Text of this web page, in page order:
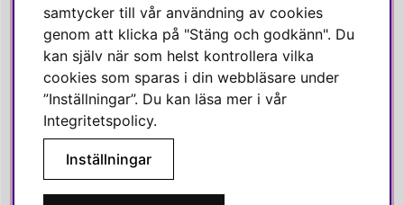
SVENSKA HEM
Varmt välkommen till Svenska Hem!
Vi värdesätter våra kunder högt och finns här för att hjälpa dig
om du har några frågor eller vill ha inspiration.
010-35 00 610
samtycker till vår användning av cookies
genom att klicka på "Stäng och godkänn". Du
kan själv när som helst kontrollera vilka
cookies som sparas i din webbläsare under
”Inställningar”. Du kan läsa mer i vår
Integritetspolicy.
Inställningar